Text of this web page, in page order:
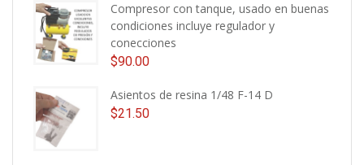
Compresor con tanque, usado en buenas
condiciones incluye regulador y
conecciones
$90.00
Asientos de resina 1/48 F-14 D
$21.50